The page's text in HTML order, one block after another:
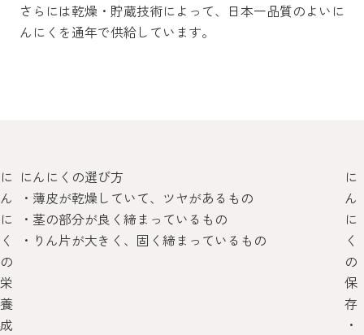
さらには乾燥・貯蔵技術によって、日本一品質のよいに
んにくを通年で供給しています。
に
ん
に
く
の
栄
養
成
にんにくの選び方
・薄皮が乾燥していて、ツヤがあるもの
・茎の部分が良く締まっているもの
・りん片が大きく、固く締まっているもの
に
ん
に
く
の
保
存
・